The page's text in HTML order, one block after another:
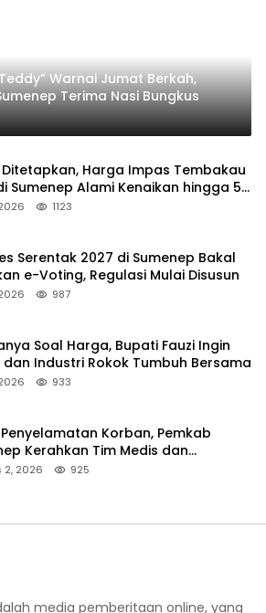
Warnai Jumat Berkah,
Terima Nasi Bungkus
Ditetapkan, Harga Impas Tembakau
Sumenep Alami Kenaikan hingga 5
1123
Serentak 2027 di Sumenep Bakal
e-Voting, Regulasi Mulai Disusun
987
Soal Harga, Bupati Fauzi Ingin
dan Industri Rokok Tumbuh Bersama
933
Korban, Pemkab
Kerahkan Tim Medis dan
ke Pelabuhan Kalianget
2, 2026 925
media pemberitaan online, yang